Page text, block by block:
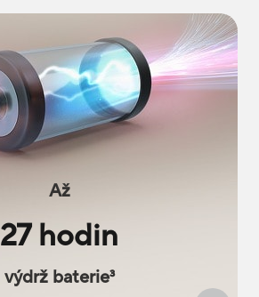
Až
27 hodin
výdrž baterie3